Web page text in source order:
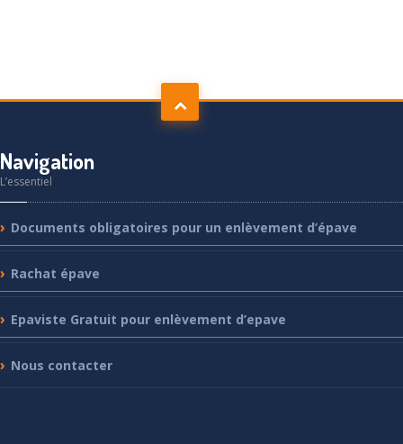
Navigation
L’essentiel
Documents obligatoires pour un enlèvement d’épave
Rachat épave
Epaviste Gratuit pour enlèvement d’epave
Nous contacter